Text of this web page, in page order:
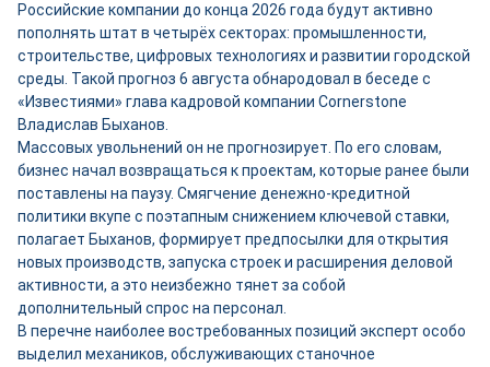
Российские компании до конца 2026 года будут активно
пополнять штат в четырёх секторах: промышленности,
строительстве, цифровых технологиях и развитии городской
среды. Такой прогноз 6 августа обнародовал в беседе с
«Известиями» глава кадровой компании Cornerstone
Владислав Быханов.
Массовых увольнений он не прогнозирует. По его словам,
бизнес начал возвращаться к проектам, которые ранее были
поставлены на паузу. Смягчение денежно-кредитной
политики вкупе с поэтапным снижением ключевой ставки,
полагает Быханов, формирует предпосылки для открытия
новых производств, запуска строек и расширения деловой
активности, а это неизбежно тянет за собой
дополнительный спрос на персонал.
В перечне наиболее востребованных позиций эксперт особо
выделил механиков, обслуживающих станочное